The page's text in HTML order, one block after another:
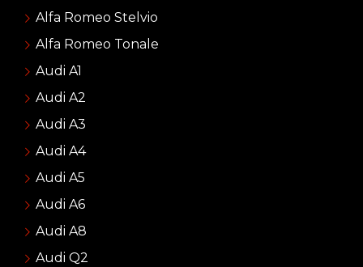
Alfa Romeo Stelvio
Alfa Romeo Tonale
Audi A1
Audi A2
Audi A3
Audi A4
Audi A5
Audi A6
Audi A8
Audi Q2